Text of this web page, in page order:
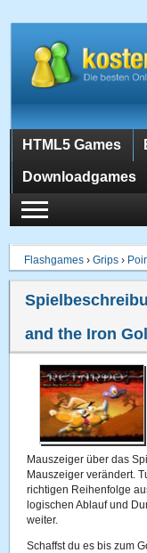
HTML5 Games
Downloadgames
Flashgames ›Grips ›
and the Iron
Mauszeiger über das
Mauszeiger verändert.
richtigen Reihenfolge
logischen Ablauf und
weiter.
Schaffst du es bis zum